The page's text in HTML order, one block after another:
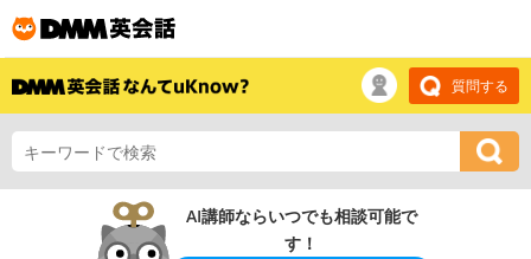
質問する
AI講師ならいつでも相談可能で
す！